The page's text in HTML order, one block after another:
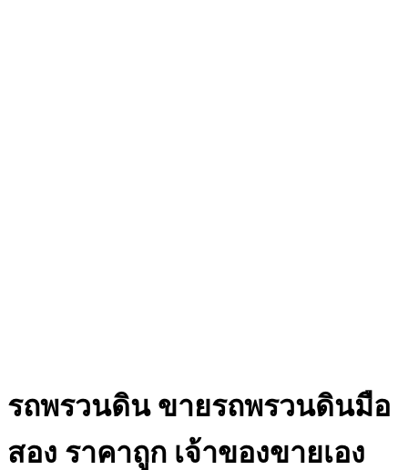
รถพรวนดิน ขายรถพรวนดินมือ
สอง ราคาถูก เจ้าของขายเอง